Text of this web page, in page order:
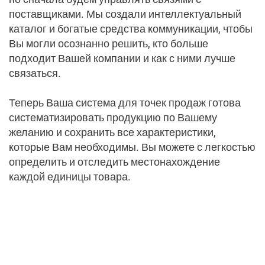
Бухгалтерия
Ведите свой бизнес в правильном направлении
Все, что нужно для Вашегобизнеса
Гибридное SaaS решение
Главная
поставщиками. Мы создали интеллектуальный
каталог и богатые средства коммуникации, чтобы
Вы могли осознанно решить, кто больше
подходит Вашей компании и как с ними лучше
связаться.
Теперь Ваша система для точек продаж готова
систематизировать продукцию по Вашему
желанию и сохранить все характеристики,
которые Вам необходимы. Вы можете с легкостью
определить и отследить местонахождение
каждой единицы товара.